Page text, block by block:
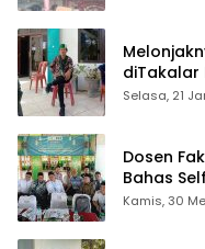
diTakalar
angkat
Selasa, 21
Dosen
Bahas
Ijtima
Kamis, 30